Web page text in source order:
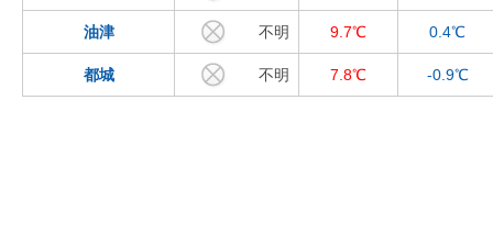
油津 不明 9.7℃ 0.4℃
都城 不明 7.8℃ -0.9℃